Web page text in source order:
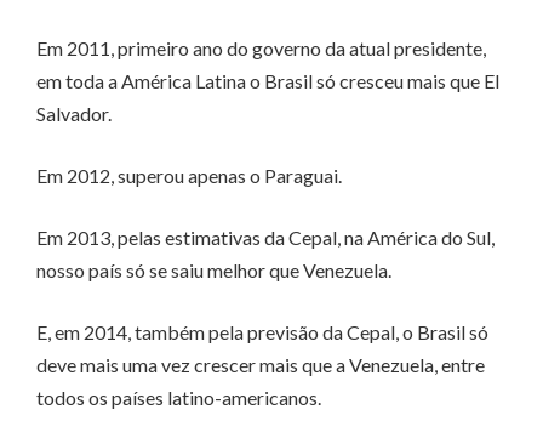
Em 2011, primeiro ano do governo da atual presidente,
em toda a América Latina o Brasil só cresceu mais que El
Salvador.
Em 2012, superou apenas o Paraguai.
Em 2013, pelas estimativas da Cepal, na América do Sul,
nosso país só se saiu melhor que Venezuela.
E, em 2014, também pela previsão da Cepal, o Brasil só
deve mais uma vez crescer mais que a Venezuela, entre
todos os países latino-americanos.